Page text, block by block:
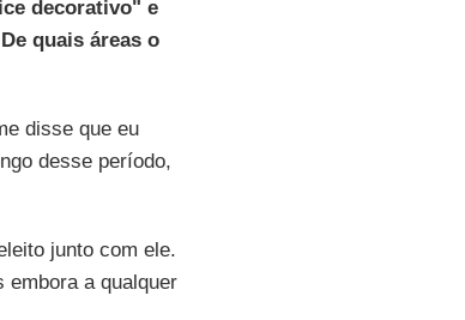
decorativo" e
quais áreas o
disse que eu
desse período,
junto com ele.
embora a qualquer